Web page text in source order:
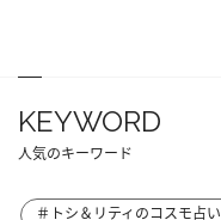
KEYWORD
人気のキーワード
＃トシ＆リティのコスモ占い